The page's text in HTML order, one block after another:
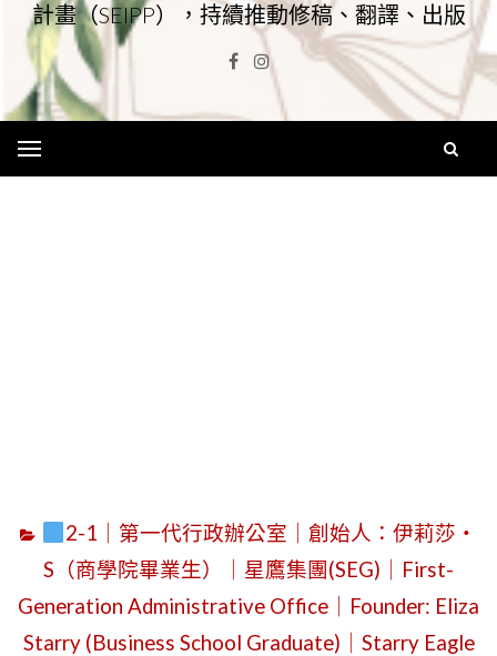
計畫（SEIPP），持續推動修稿、翻譯、出版
Facebook
Instagram
2-1｜第一代行政辦公室｜創始人：伊莉莎・
S（商學院畢業生）｜星鷹集團(SEG)｜First-
Generation Administrative Office｜Founder: Eliza
Starry (Business School Graduate)｜Starry Eagle